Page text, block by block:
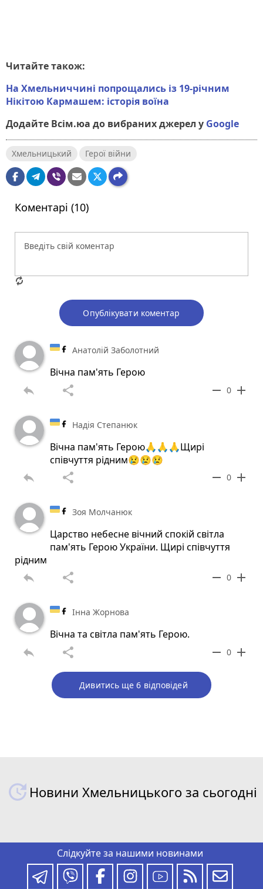
Читайте також:
На Хмельниччині попрощались із 19-річним
Нікітою Кармашем: історія воїна
Додайте Всім.юа до вибраних джерел у Google
Хмельницький Герої війни
Коментарі (10)
Опублікувати коментар
Анатолій Заболотний
Вічна пам'ять Герою
reply share remove 0 add
Надія Степанюк
Вічна пам'ять Герою🙏🙏🙏Щирі
співчуття рідним😢😢😢
reply share remove 0 add
Зоя Молчанюк
Царство небесне вічний спокій світла
пам'ять Герою України. Щирі співчуття
рідним
reply share remove 0 add
Інна Жорнова
Вічна та світла пам'ять Герою.
reply share remove 0 add
Дивитись ще 6 відповідей
Новини Хмельницького за сьогодні
Слідкуйте за нашими новинами